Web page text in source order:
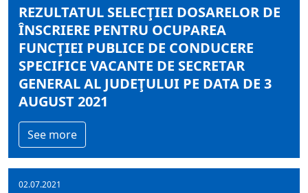
REZULTATUL SELECŢIEI DOSARELOR DE
ÎNSCRIERE PENTRU OCUPAREA
FUNCŢIEI PUBLICE DE CONDUCERE
SPECIFICE VACANTE DE SECRETAR
GENERAL AL JUDEŢULUI PE DATA DE 3
AUGUST 2021
See more
02.07.2021